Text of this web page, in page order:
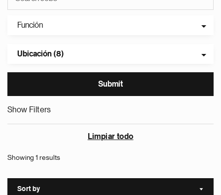
Función
Ubicación (8)
Show Filters
Limpiar todo
Showing 1 results
Sort by Sort